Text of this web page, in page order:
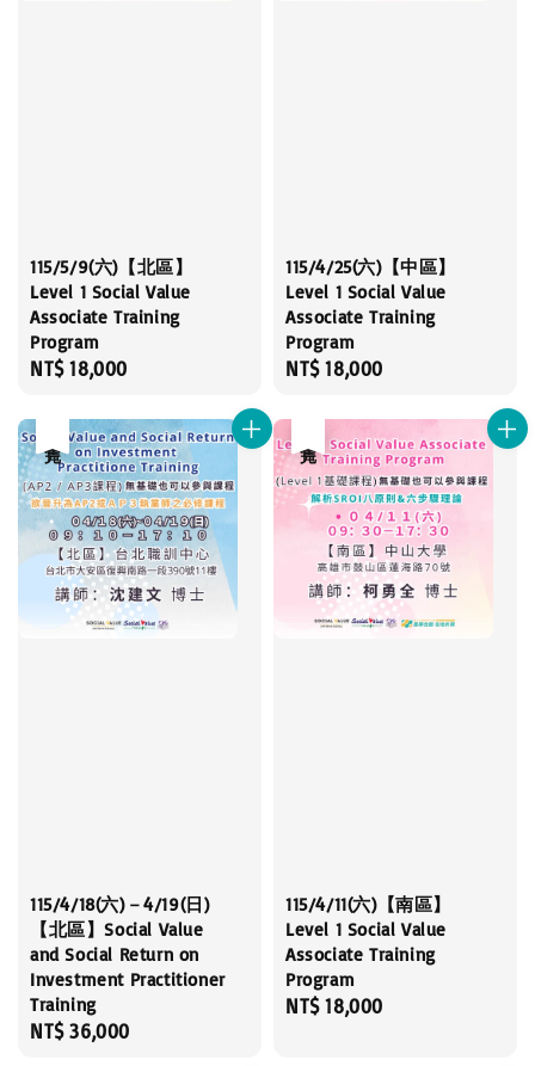
115/5/9(六)【北區】
Level 1 Social Value
Associate Training
Program
Regular
NT$ 18,000
115/4/25(六)【中區】
Level 1 Social Value
Associate Training
Program
Regular
NT$ 18,000
115/4/18(六)－4/19(日)
【北區】Social Value
and Social Return on
Investment Practitioner
Training
Regular
NT$ 36,000
115/4/11(六)【南區】
Level 1 Social Value
Associate Training
Program
Regular
NT$ 18,000